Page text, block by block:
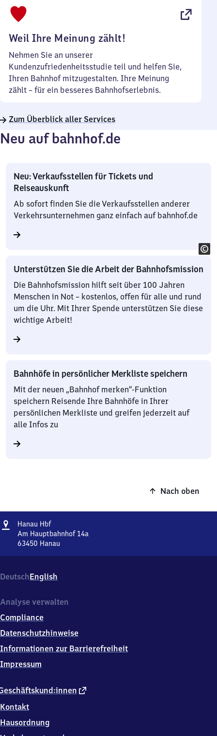
Weil Ihre Meinung zählt!
Nehmen Sie an unserer
Kundenzufriedenheitsstudie teil und helfen Sie,
Ihren Bahnhof mitzugestalten. Ihre Meinung
zählt – für ein besseres Bahnhofserlebnis.
Zum Überblick aller Services
Neu auf bahnhof.de
Neu: Verkaufsstellen für Tickets und
Reiseauskunft
Ab sofort finden Sie die Verkaufsstellen anderer
Verkehrsunternehmen ganz einfach auf bahnhof.de
Unterstützen Sie die Arbeit der Bahnhofsmission
Die Bahnhofsmission hilft seit über 100 Jahren
Menschen in Not – kostenlos, offen für alle und rund
um die Uhr. Mit Ihrer Spende unterstützen Sie diese
wichtige Arbeit!
Bahnhöfe in persönlicher Merkliste speichern
Mit der neuen „Bahnhof merken“-Funktion
speichern Reisende Ihre Bahnhöfe in Ihrer
persönlichen Merkliste und greifen jederzeit auf
alle Infos zu
Nach oben
Adresse
Hanau HbfHanau
Hauptbahnhof
Am Hauptbahnhof 14a
63450 Hanau
Am
Hauptbahnhof
6
4
5
Hanau
DeutschEnglish
externer
Kontakt
Hausordnung
Analyse verwalten
Compliance
Datenschutzhinweise
Informationen zur Barrierefreiheit
Impressum